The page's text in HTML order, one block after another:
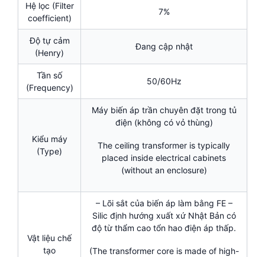
Hệ lọc (Filter
coefficient)
7%
Độ tự cảm
(Henry)
Đang cập nhật
Tần số
(Frequency)
50/60Hz
Kiểu máy
(Type)
Máy biến áp trần chuyên đặt trong tủ
điện (không có vỏ thùng)
The ceiling transformer is typically
placed inside electrical cabinets
(without an enclosure)
Vật liệu chế
tạo
– Lõi sắt của biến áp làm bằng FE –
Silic định hướng xuất xứ Nhật Bản có
độ từ thẩm cao tổn hao điện áp thấp.
(The transformer core is made of high-